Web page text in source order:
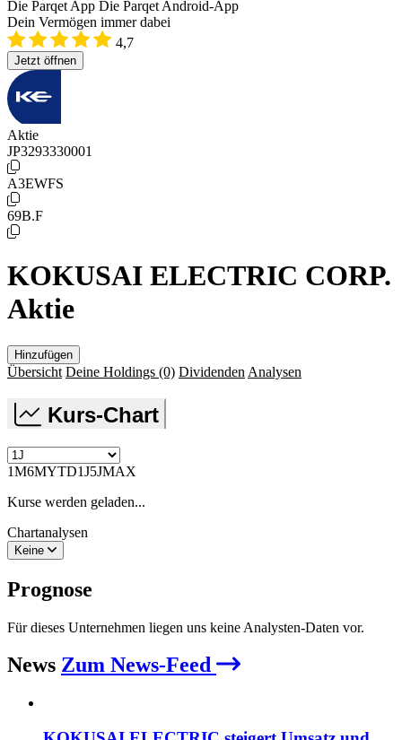
Die Parqet App Die Parqet Android-App
Dein Vermögen immer dabei
4,7
Jetzt öffnen
Aktie
JP3293330001
A3EWFS
69B.F
KOKUSAI ELECTRIC CORP.
Aktie
Hinzufügen
Übersicht Deine Holdings (0) Dividenden Analysen
Kurs-Chart
1M6MYTD1J5JMAX
Kurse werden geladen...
Chartanalysen
Keine
Prognose
Für dieses Unternehmen liegen uns keine Analysten-Daten vor.
News Zum News-Feed